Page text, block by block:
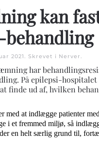
kan
2021. Skrevet i Nerver.
har
På epilepsi-
finde ud af, hvilken
med at indlægge patienter
i et fremmed miljø, så
en helt særlig grund til,